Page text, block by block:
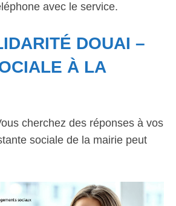
avec le service.
DOUAI –
À LA
cherchez des réponses à vos
sociale de la mairie peut